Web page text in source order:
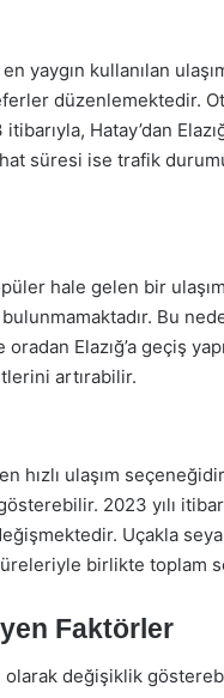
yaygın kullanılan
düzenlemektedir.
Hatay’dan
süresi ise trafik
hale gelen bir
Bu
Elazığ’a geçiş
artırabilir.
hızlı ulaşım
2023 yılı
Uçakla
birlikte toplam
Faktörler
olarak değişiklik